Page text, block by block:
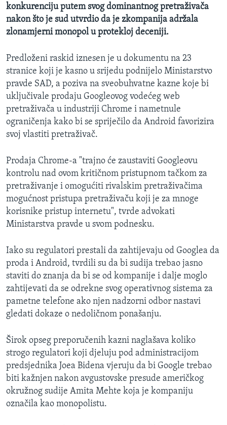
konkurenciju putem svog dominantnog pretraživača
nakon što je sud utvrdio da je zkompanija adržala
zlonamjerni monopol u protekloj deceniji.
Predloženi raskid iznesen je u dokumentu na 23
stranice koji je kasno u srijedu podnijelo Ministarstvo
pravde SAD, a poziva na sveobuhvatne kazne koje bi
uključivale prodaju Googleovog vodećeg web
pretraživača u industriji Chrome i nametnule
ograničenja kako bi se spriječilo da Android favorizira
svoj vlastiti pretraživač.
Prodaja Chrome-a "trajno će zaustaviti Googleovu
kontrolu nad ovom kritičnom pristupnom tačkom za
pretraživanje i omogućiti rivalskim pretraživačima
mogućnost pristupa pretraživaču koji je za mnoge
korisnike pristup internetu", tvrde advokati
Ministarstva pravde u svom podnesku.
Iako su regulatori prestali da zahtijevaju od Googlea da
proda i Android, tvrdili su da bi sudija trebao jasno
staviti do znanja da bi se od kompanije i dalje moglo
zahtijevati da se odrekne svog operativnog sistema za
pametne telefone ako njen nadzorni odbor nastavi
gledati dokaze o nedoličnom ponašanju.
Širok opseg preporučenih kazni naglašava koliko
strogo regulatori koji djeluju pod administracijom
predsjednika Joea Bidena vjeruju da bi Google trebao
biti kažnjen nakon avgustovske presude američkog
okružnog sudije Amita Mehte koja je kompaniju
označila kao monopolistu.